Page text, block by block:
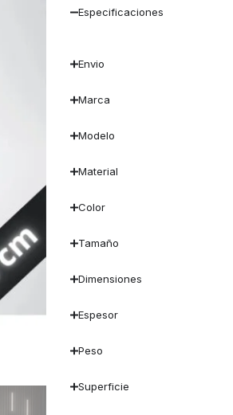
Especificaciones
Envio
Marca
Modelo
Material
Color
Tamaño
Dimensiones
Espesor
Peso
Superficie